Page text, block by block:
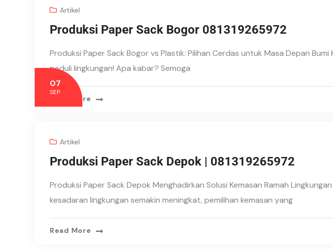
Artikel
Produksi Paper Sack Bogor 081319265972
Produksi Paper Sack Bogor vs Plastik: Pilihan Cerdas untuk Masa Depan Bumi
peduli lingkungan! Apa kabar? Semoga
Read More
07
SEP
Artikel
Produksi Paper Sack Depok | 081319265972
Produksi Paper Sack Depok Menghadirkan Solusi Kemasan Ramah
kesadaran lingkungan semakin meningkat, pemilihan kemasan yang
Read More